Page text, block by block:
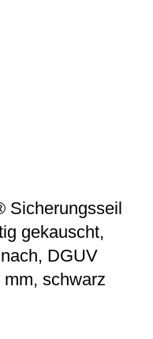
Sicherungsseil
gekauscht,
DGUV
schwarz